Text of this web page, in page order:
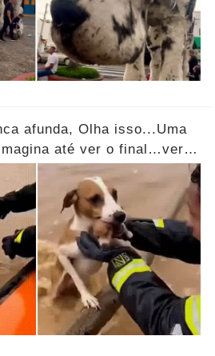
afunda, Olha isso...Uma
até ver o final…ver